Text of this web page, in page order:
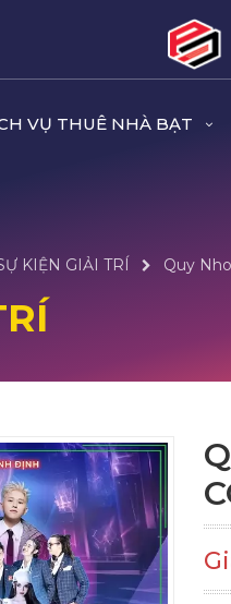
VỤ THUÊ NHÀ BẠT
KIỆN GIẢI TRÍ Quy